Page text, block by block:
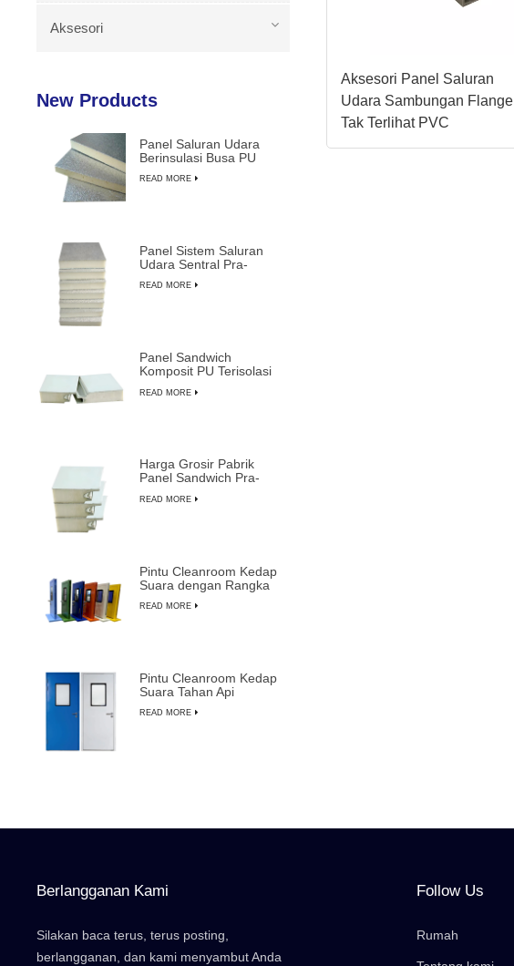
Aksesori Panel Saluran
Udara Sambungan Flange
Tak Terlihat PVC
Aksesori
New Products
Panel Saluran Udara
Berinsulasi Busa PU
READ MORE
Panel Sistem Saluran
Udara Sentral Pra-
Komposit
READ MORE
Panel Sandwich
Komposit PU Terisolasi
yang Dapat Disesuaikan
READ MORE
Harga Grosir Pabrik
Panel Sandwich Pra-
Lama dari LUSEN
READ MORE
Pintu Cleanroom Kedap
Suara dengan Rangka
Pembuatan
READ MORE
Pintu Cleanroom Kedap
Suara Tahan Api
dengan Penggantian
READ MORE
Berlangganan Kami
Silakan baca terus, terus posting,
berlangganan, dan kami menyambut Anda
Follow Us
Rumah